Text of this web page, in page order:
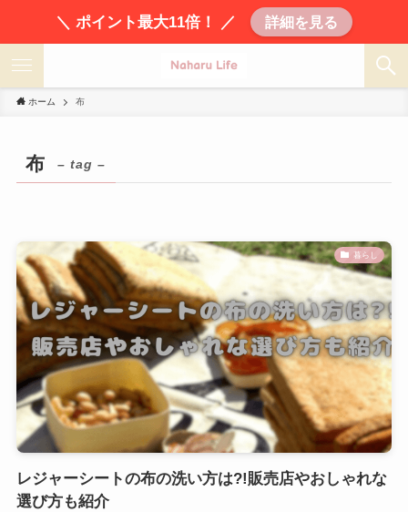
＼ ポイント最大11倍！ ／ 詳細を見る
ホーム 布
布 – tag –
暮らし
レジャーシートの布の洗い方は?!販売店やおしゃれな
選び方も紹介